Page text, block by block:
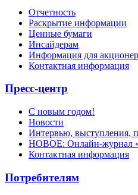
Отчетность
Раскрытие информации
Ценные бумаги
Инсайдерам
Информация для
Контактная информация
Пресс-центр
С новым годом!
Новости
Интервью, выступления,
НОВОЕ: Онлайн-журнал
Контактная информация
Потребителям